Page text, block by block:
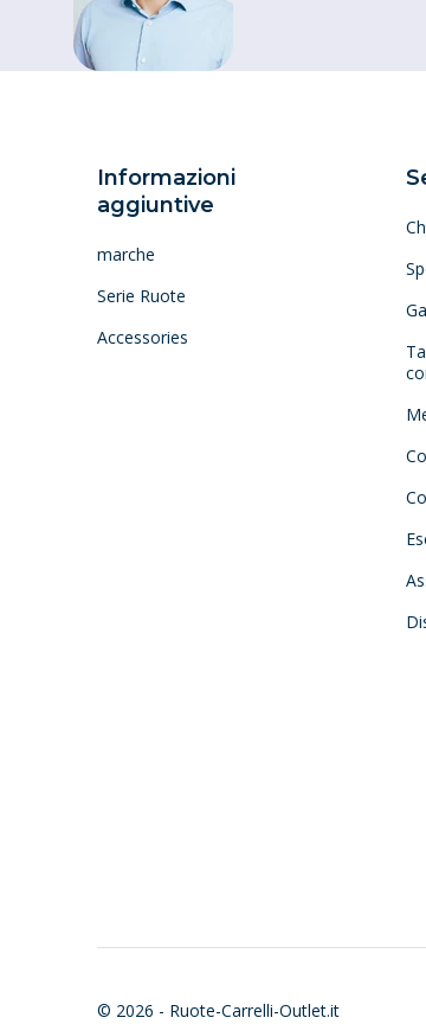
Informazioni
aggiuntive
marche
Serie Ruote
Accessories
© 2026 - Ruote-Carrelli-Outlet.it